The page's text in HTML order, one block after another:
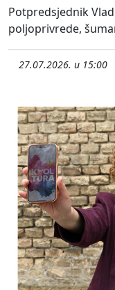
Potpredsjednik
poljoprivrede,
27.07.2026. u 15:00